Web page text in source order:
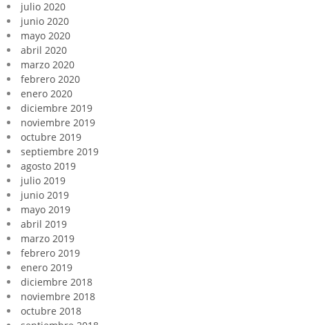
julio 2020
junio 2020
mayo 2020
abril 2020
marzo 2020
febrero 2020
enero 2020
diciembre 2019
noviembre 2019
octubre 2019
septiembre 2019
agosto 2019
julio 2019
junio 2019
mayo 2019
abril 2019
marzo 2019
febrero 2019
enero 2019
diciembre 2018
noviembre 2018
octubre 2018